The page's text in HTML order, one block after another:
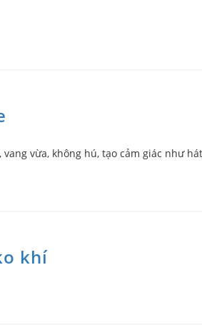
vừa, không hú, tạo cảm giác như
khí